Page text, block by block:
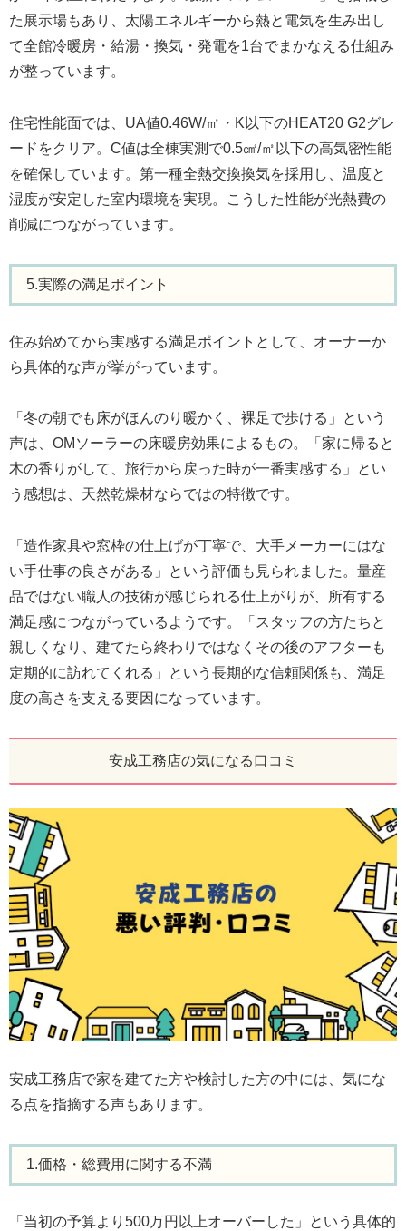
た展示場もあり、太陽エネルギーから熱と電気を生み出し
て全館冷暖房・給湯・換気・発電を1台でまかなえる仕組み
が整っています。
住宅性能面では、UA値0.46W/㎡・K以下のHEAT20 G2グレ
ードをクリア。C値は全棟実測で0.5㎠/㎡以下の高気密性能
を確保しています。第一種全熱交換換気を採用し、温度と
湿度が安定した室内環境を実現。こうした性能が光熱費の
削減につながっています。
5.実際の満足ポイント
住み始めてから実感する満足ポイントとして、オーナーか
ら具体的な声が挙がっています。
「冬の朝でも床がほんのり暖かく、裸足で歩ける」という
声は、OMソーラーの床暖房効果によるもの。「家に帰ると
木の香りがして、旅行から戻った時が一番実感する」とい
う感想は、天然乾燥材ならではの特徴です。
「造作家具や窓枠の仕上げが丁寧で、大手メーカーにはな
い手仕事の良さがある」という評価も見られました。量産
品ではない職人の技術が感じられる仕上がりが、所有する
満足感につながっているようです。「スタッフの方たちと
親しくなり、建てたら終わりではなくその後のアフターも
定期的に訪れてくれる」という長期的な信頼関係も、満足
度の高さを支える要因になっています。
安成工務店の気になる口コミ
安成工務店で家を建てた方や検討した方の中には、気にな
る点を指摘する声もあります。
1.価格・総費用に関する不満
「当初の予算より500万円以上オーバーした」という具体的